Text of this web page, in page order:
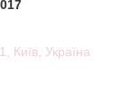
Київ, Україна